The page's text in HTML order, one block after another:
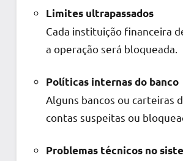
Limites ultrapassados
Cada instituição financeira
a operação será bloqueada.
Políticas internas do banco
Alguns bancos ou carteiras
contas suspeitas ou
Problemas técnicos no